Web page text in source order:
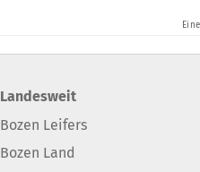
Landesweit
Bozen Leifers
Bozen Land